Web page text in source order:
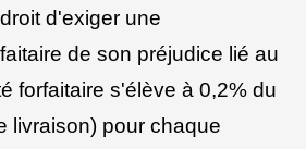
d'exiger une
de son préjudice lié au
forfaitaire s'élève à 0,2% du
livraison) pour chaque